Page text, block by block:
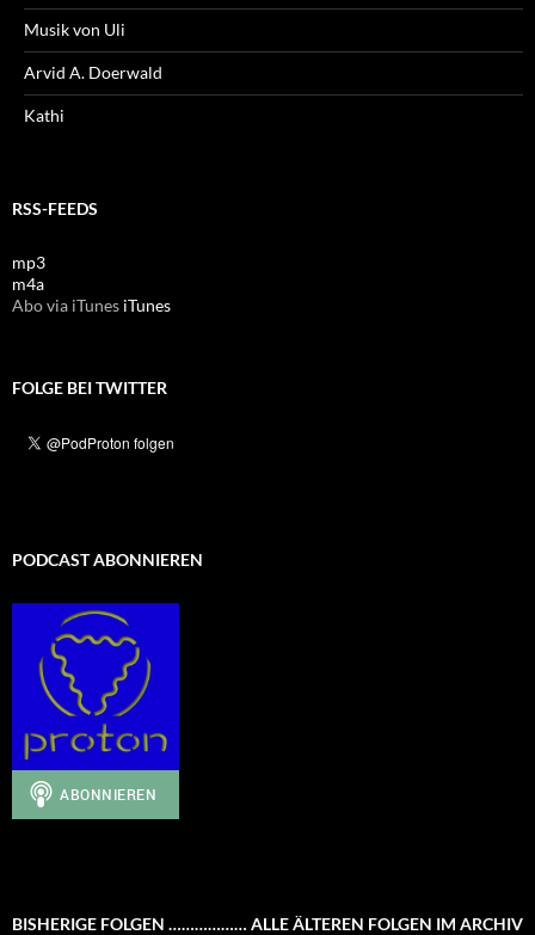
Musik von Uli
Arvid A. Doerwald
Kathi
RSS-FEEDS
mp3
m4a
Abo via iTunes iTunes
FOLGE BEI TWITTER
PODCAST ABONNIEREN
BISHERIGE FOLGEN ……………… ALLE ÄLTEREN FOLGEN IM ARCHIV